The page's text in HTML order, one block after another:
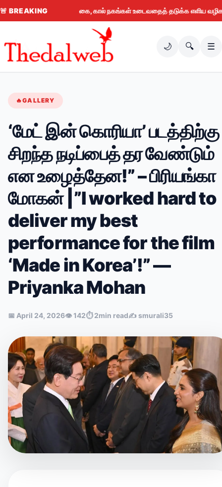
🚨BREAKING கை, கால் நகங்கள் உடைவதைத் தடுக்க எளிய வழிகள்
🌙 🔍 ☰
🔥GALLERY
‘மேட் இன் கொரியா’ படத்திற்கு
சிறந்த நடிப்பைத் தர வேண்டும்
என உழைத்தேன!” – பிரியங்கா
மோகன் |”I worked hard to
deliver my best
performance for the film
‘Made in Korea’!” —
Priyanka Mohan
📅 April 24, 2026👁142⏱2min read✍️ smurali35